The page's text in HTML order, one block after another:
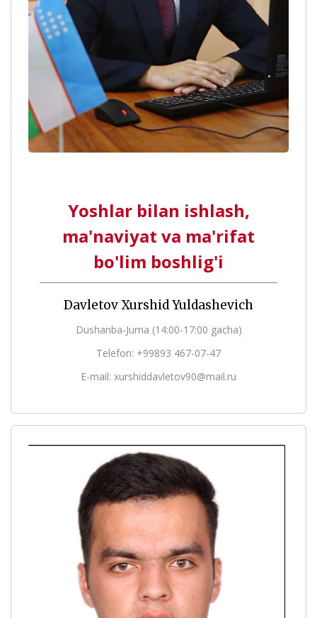
Yoshlar bilan ishlash,
ma'naviyat va ma'rifat
bo'lim boshlig'i
Davletov Xurshid Yuldashevich
Dushanba-Juma (14:00-17:00 gacha)
Telefon: +99893 467-07-47
E-mail: xurshiddavletov90@mail.ru